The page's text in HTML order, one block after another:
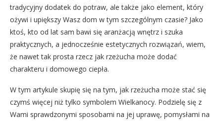
tradycyjny dodatek do potraw, ale także jako element, który
ożywi i upiększy Wasz dom w tym szczególnym czasie? Jako
ktoś, kto od lat sam bawi się aranżacją wnętrz i szuka
praktycznych, a jednocześnie estetycznych rozwiązań, wiem,
że nawet tak prosta rzecz jak rzeżucha może dodać
charakteru i domowego ciepła.
W tym artykule skupię się na tym, jak rzeżucha może stać się
czymś więcej niż tylko symbolem Wielkanocy. Podzielę się z
Wami sprawdzonymi sposobami na jej uprawę, pomysłami na